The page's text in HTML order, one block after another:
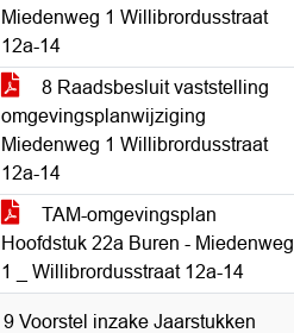
Miedenweg 1 Willibrordusstraat
12a-14
8 Raadsbesluit vaststelling
omgevingsplanwijziging
Miedenweg 1 Willibrordusstraat
12a-14
TAM-omgevingsplan
Hoofdstuk 22a Buren - Miedenweg
1 _ Willibrordusstraat 12a-14
9 Voorstel inzake Jaarstukken